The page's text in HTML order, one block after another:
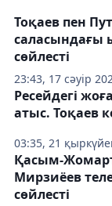
23:43, 17 сәуір
Тоқаев пен
саласындағы
сөйлесті
03:35, 21
Ресейдегі
атыс. Тоқаев
Қасым-
Мирзиёев
сөйлесті